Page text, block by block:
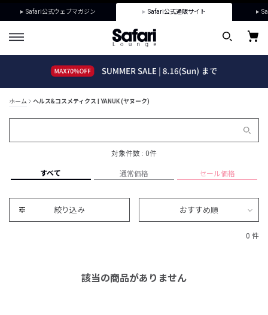
Safari公式ウェブマガジン Safari公式通販サイト
ホーム ヘルス&コスメティクス | YANUK (ヤヌーク)
対象件数 : 0件
すべて 通常価格 セール価格
絞り込み おすすめ順
0 件
該当の商品がありません